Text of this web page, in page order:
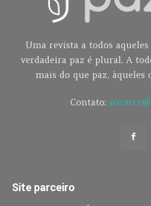
Uma revista a todos
verdadeira paz é plural. A
mais do que paz, àqueles
Contato:
Site parceiro